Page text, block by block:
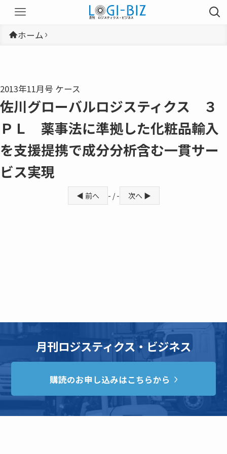
ホーム
2013年11月号 ケース
佐川グローバルロジスティクス ３
ＰＬ 薬事法に準拠した化粧品輸入
を支援提携で成分分析含む一貫サー
ビス実現
◀ 前へ - / - 次へ ▶
月刊ロジスティクス・ビジネス
購読のお申し込みはこちらから